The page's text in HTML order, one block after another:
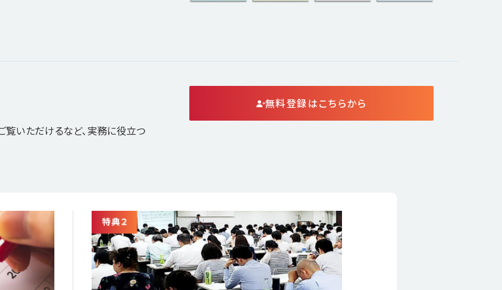
覧いただけるなど、実務に役立つ
無料登録はこちらから